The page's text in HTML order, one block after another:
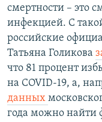
смертности – это
инфекцией. С
российские
Татьяна Голикова
что 81 процент
на COVID-19, а,
данных
года можно найти